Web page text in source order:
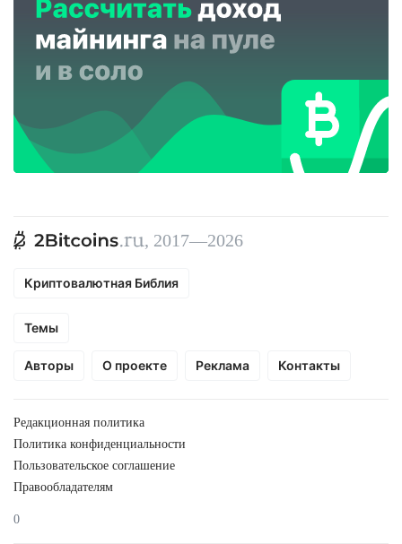
, 2017—2026
Криптовалютная Библия
Темы
Авторы О проекте Реклама Контакты
Редакционная политика
Политика конфиденциальности
Пользовательское соглашение
Правообладателям
0